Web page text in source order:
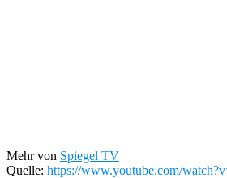
Mehr von Spiegel TV
Quelle: https://www.youtube.com/